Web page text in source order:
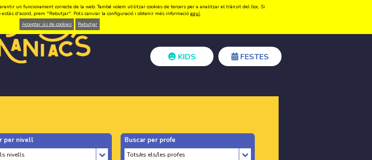
Registrar-se Accedir
KIDS FESTES
per nivell Buscar per profe
un funcionament correcte de la web. També volem utilitzar cookies de tercers per a analitzar el trànsit del lloc. Si
estàs d'acord, prem "Rebutjar". Pots canviar la configuració i obtenir més informacióaquí.
Acceptar ús de cookies
Rebutjar